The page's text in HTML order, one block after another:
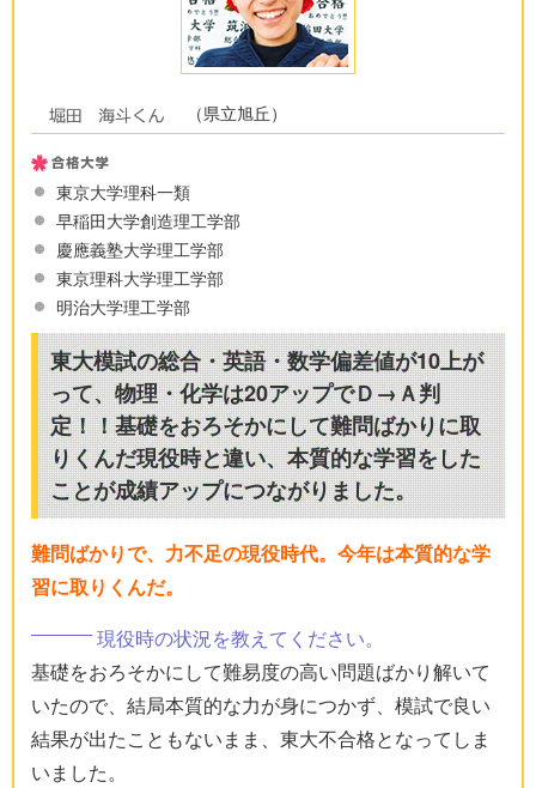
（県立旭丘）
東京大学理科一類
早稲田大学創造理工学部
慶應義塾大学理工学部
東京理科大学理工学部
明治大学理工学部
東大模試の総合・英語・数学偏差値が10上が
って、物理・化学は20アップでＤ→Ａ判
定！！基礎をおろそかにして難問ばかりに取
りくんだ現役時と違い、本質的な学習をした
ことが成績アップにつながりました。
難問ばかりで、力不足の現役時代。今年は本質的な学
習に取りくんだ。
現役時の状況を教えてください。
基礎をおろそかにして難易度の高い問題ばかり解いて
いたので、結局本質的な力が身につかず、模試で良い
結果が出たこともないまま、東大不合格となってしま
いました。